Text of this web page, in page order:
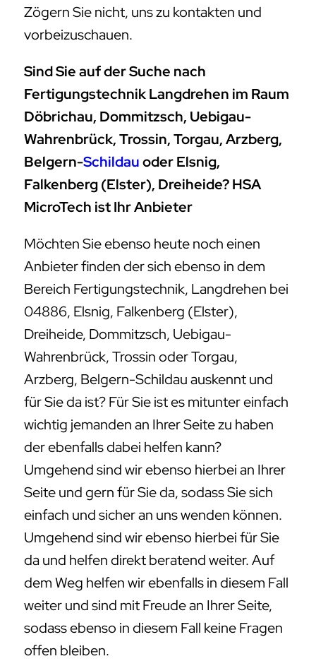
Zögern Sie nicht, uns zu kontakten und
vorbeizuschauen.
Sind Sie auf der Suche nach
Fertigungstechnik Langdrehen im Raum
Döbrichau, Dommitzsch, Uebigau-
Wahrenbrück, Trossin, Torgau, Arzberg,
Belgern-Schildauoder Elsnig,
Falkenberg (Elster), Dreiheide? HSA
MicroTech ist Ihr Anbieter
Möchten Sie ebenso heute noch einen
Anbieter finden der sich ebenso in dem
Bereich Fertigungstechnik, Langdrehen bei
04886, Elsnig, Falkenberg (Elster),
Dreiheide, Dommitzsch, Uebigau-
Wahrenbrück, Trossin oder Torgau,
Arzberg, Belgern-Schildau auskennt und
für Sie da ist? Für Sie ist es mitunter einfach
wichtig jemanden an Ihrer Seite zu haben
der ebenfalls dabei helfen kann?
Umgehend sind wir ebenso hierbei an Ihrer
Seite und gern für Sie da, sodass Sie sich
einfach und sicher an uns wenden können.
Umgehend sind wir ebenso hierbei für Sie
da und helfen direkt beratend weiter. Auf
dem Weg helfen wir ebenfalls in diesem Fall
weiter und sind mit Freude an Ihrer Seite,
sodass ebenso in diesem Fall keine Fragen
offen bleiben.